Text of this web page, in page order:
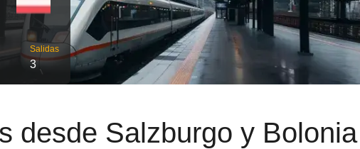
Salidas
3
desde Salzburgo y Bolonia